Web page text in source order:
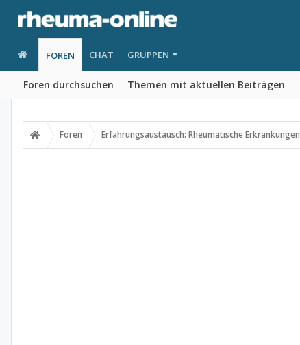
FOREN
Foren durchsuchen Themen mit aktuellen Beiträgen
CHAT GRUPPEN
Foren Erfahrungsaustausch: Rheumatische Erkrankungen